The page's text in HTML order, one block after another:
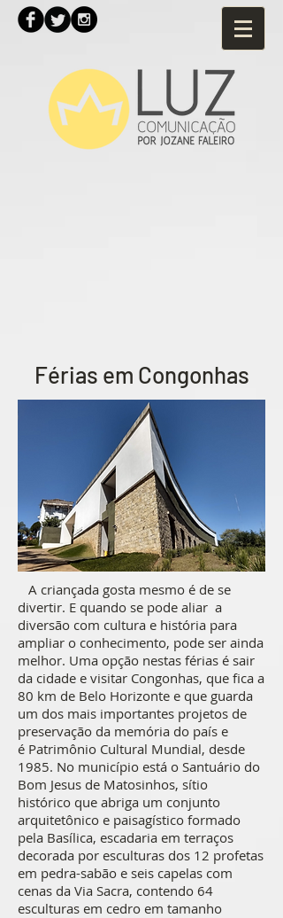
Férias em Congonhas
A criançada gosta mesmo é de se
divertir. E quando se pode aliar a
diversão com cultura e história para
ampliar o conhecimento, pode ser ainda
melhor. Uma opção nestas férias é sair
da cidade e visitar Congonhas, que fica a
80 km de Belo Horizonte e que guarda
um dos mais importantes projetos de
preservação da memória do país e
é Patrimônio Cultural Mundial, desde
1985. No município está o Santuário do
Bom Jesus de Matosinhos, sítio
histórico que abriga um conjunto
arquitetônico e paisagístico formado
pela Basílica, escadaria em terraços
decorada por esculturas dos 12 profetas
em pedra-sabão e seis capelas com
cenas da Via Sacra, contendo 64
esculturas em cedro em tamanho